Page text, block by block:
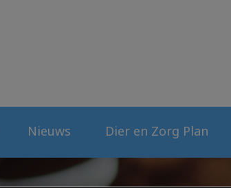
Nieuws Dier en Zorg Plan